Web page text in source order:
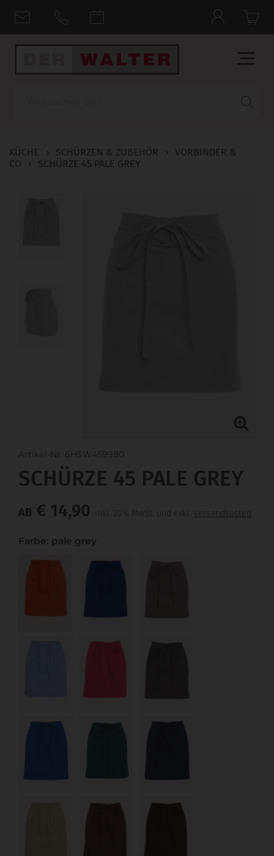
KÜCHE › SCHÜRZEN & ZUBEHÖR ›
VORBINDER &
CO
› SCHÜRZE 45 PALE GREY
Artikel-Nr. 6HSW459980
SCHÜRZE 45 PALE GREY
AB € 14,90 inkl. 20% MwSt. und exkl. Versandkosten
Farbe: pale grey